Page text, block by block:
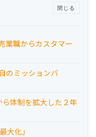
料
業職からカスタマー
のミッションバ
体制を拡大した２年
大化」
閉じる